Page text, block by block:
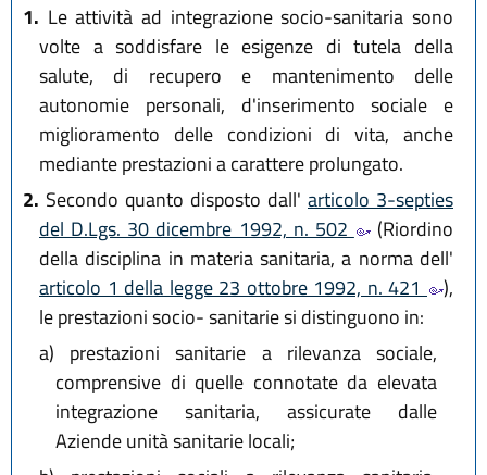
1. Le attività ad integrazione socio-sanitaria sono
volte a soddisfare le esigenze di tutela della
salute, di recupero e mantenimento delle
autonomie personali, d'inserimento sociale e
miglioramento delle condizioni di vita, anche
mediante prestazioni a carattere prolungato.
2. Secondo quanto disposto dall' articolo 3-septies
del D.Lgs. 30 dicembre 1992, n. 502
(Riordino
della disciplina in materia sanitaria, a norma dell'
articolo 1 della legge 23 ottobre 1992, n. 421
),
le prestazioni socio- sanitarie si distinguono in:
a) prestazioni sanitarie a rilevanza sociale,
comprensive di quelle connotate da elevata
integrazione sanitaria, assicurate dalle
Aziende unità sanitarie locali;